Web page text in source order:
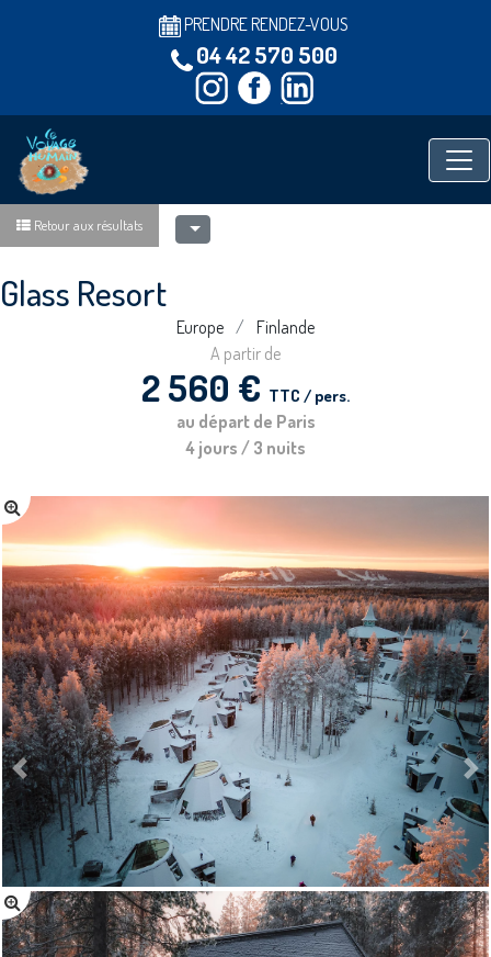
PRENDRE RENDEZ-VOUS
04 42 570 500
Retour aux résultats
Glass Resort
Europe
Finlande
A partir de
2 560 € TTC / pers.
au départ de Paris
4 jours / 3 nuits